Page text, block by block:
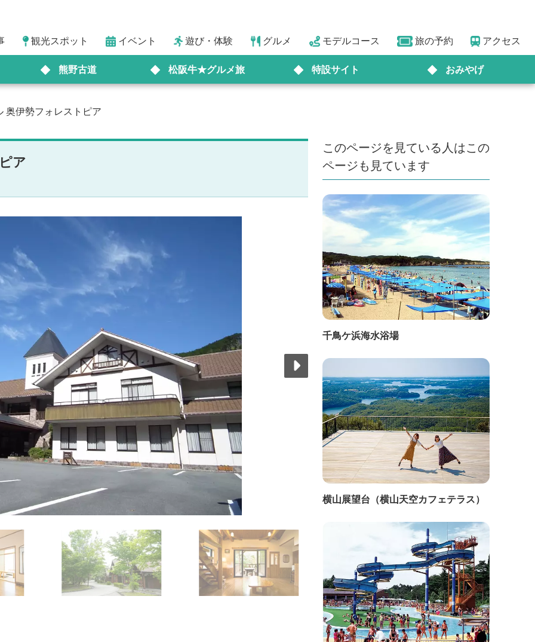
観光スポット イベント 遊び・体験 グルメ モデルコース 旅の予約 アクセス
熊野古道 松阪牛★グルメ旅 特設サイト おみやげ
奥伊勢フォレストピア
ア
このページを見ている人はこの
ページも見ています
千鳥ケ浜海水浴場
横山展望台（横山天空カフェテラス）